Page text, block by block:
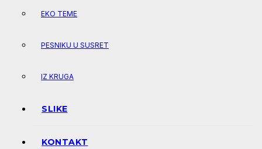
EKO TEME
PESNIKU U SUSRET
IZ KRUGA
SLIKE
KONTAKT